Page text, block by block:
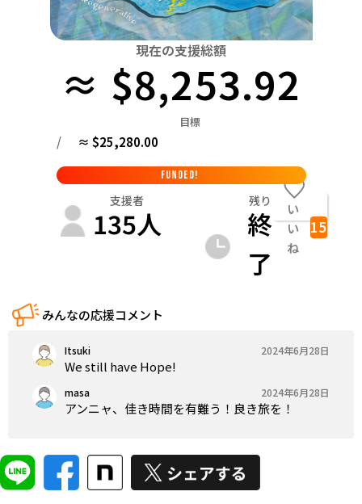
鳥取 島根 岡山 広島 山口
九州・沖縄
現在の支援総額
≈ $8,253.92
目標
/ ≈ $25,280.00
FUNDED!
支援者
135人
残り
終
了
い
い
ね
15
みんなの応援コメント
Itsuki 2024年6月28日
We still have Hope!
masa 2024年6月28日
アンニャ、佳き時間を有難う！良き旅を！